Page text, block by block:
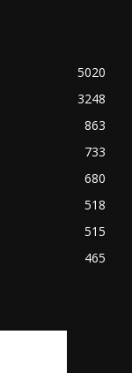
5020
3248
863
733
680
518
515
465